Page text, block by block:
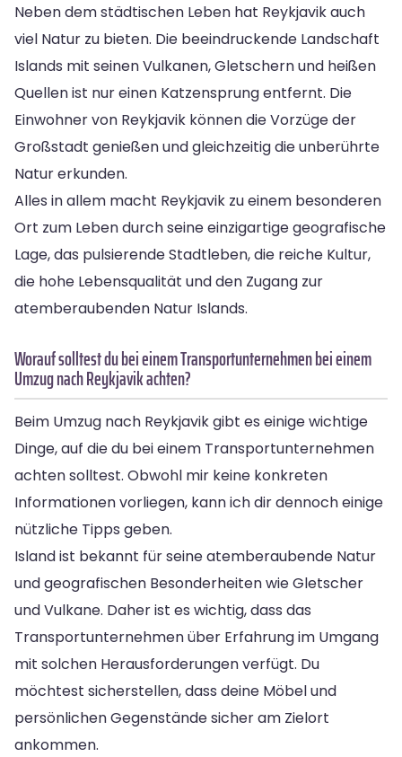
Neben dem städtischen Leben hat Reykjavik auch
viel Natur zu bieten. Die beeindruckende Landschaft
Islands mit seinen Vulkanen, Gletschern und heißen
Quellen ist nur einen Katzensprung entfernt. Die
Einwohner von Reykjavik können die Vorzüge der
Großstadt genießen und gleichzeitig die unberührte
Natur erkunden.
Alles in allem macht Reykjavik zu einem besonderen
Ort zum Leben durch seine einzigartige geografische
Lage, das pulsierende Stadtleben, die reiche Kultur,
die hohe Lebensqualität und den Zugang zur
atemberaubenden Natur Islands.
Worauf solltest du bei einem Transportunternehmen bei einem
Umzug nach Reykjavik achten?
Beim Umzug nach Reykjavik gibt es einige wichtige
Dinge, auf die du bei einem Transportunternehmen
achten solltest. Obwohl mir keine konkreten
Informationen vorliegen, kann ich dir dennoch einige
nützliche Tipps geben.
Island ist bekannt für seine atemberaubende Natur
und geografischen Besonderheiten wie Gletscher
und Vulkane. Daher ist es wichtig, dass das
Transportunternehmen über Erfahrung im Umgang
mit solchen Herausforderungen verfügt. Du
möchtest sicherstellen, dass deine Möbel und
persönlichen Gegenstände sicher am Zielort
ankommen.